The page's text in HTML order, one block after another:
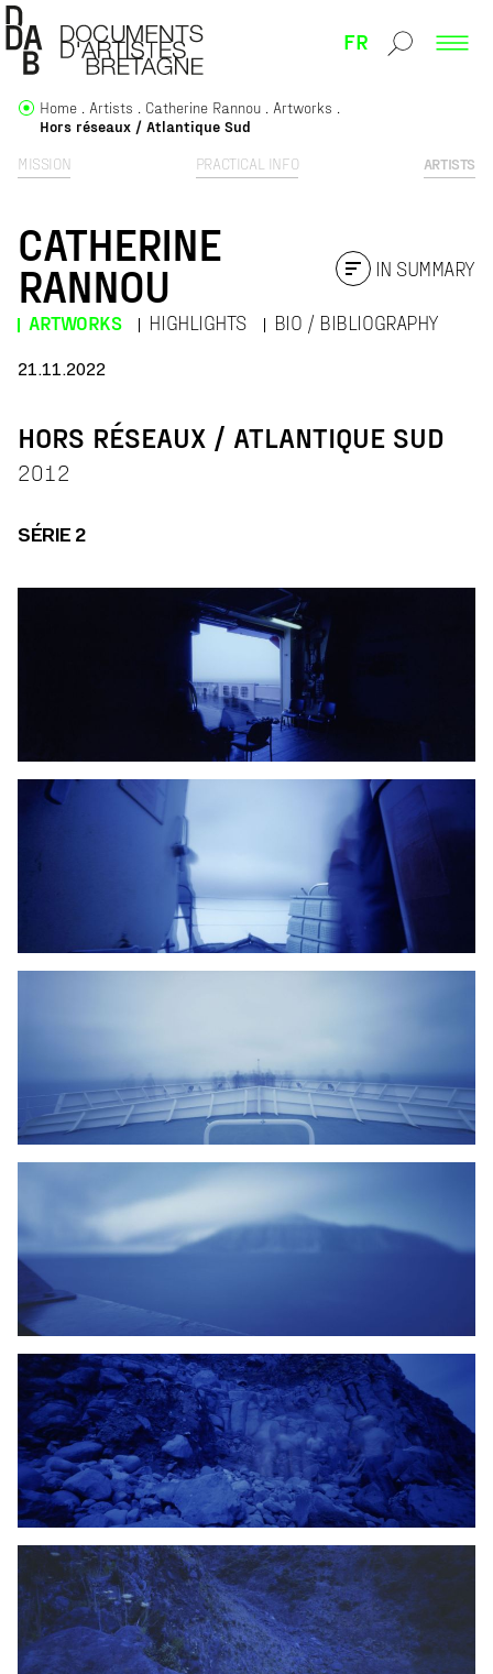
FR
MISSION PRACTICAL INFO ARTISTS
Home Artists Catherine Rannou
Artworks
Hors réseaux / Atlantique Sud
CATHERINE
RANNOU
ARTWORKS HIGHLIGHTS BIO / BIBLIOGRAPHY
IN SUMMARY
21.11.2022
HORS RÉSEAUX / ATLANTIQUE SUD
2012
SÉRIE 2